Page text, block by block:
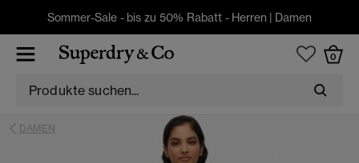
Sommer-Sale - bis zu 50% Rabatt - Herren | Damen
0
DAMEN